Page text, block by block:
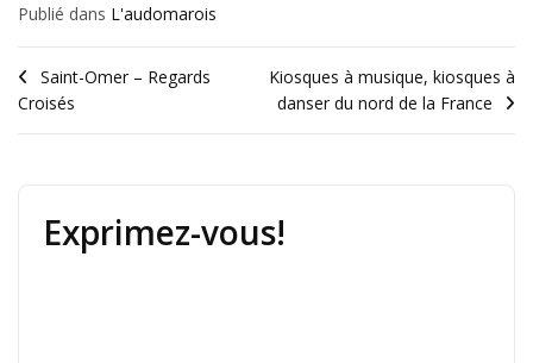
Publié dans L'audomarois
Saint-Omer – Regards
Croisés
Kiosques à musique, kiosques à
danser du nord de la France
Exprimez-vous!